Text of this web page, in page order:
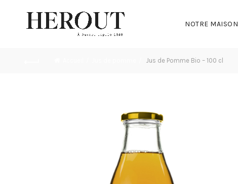
NOTRE MAISON
Jus de Pomme Bio – 100 cl